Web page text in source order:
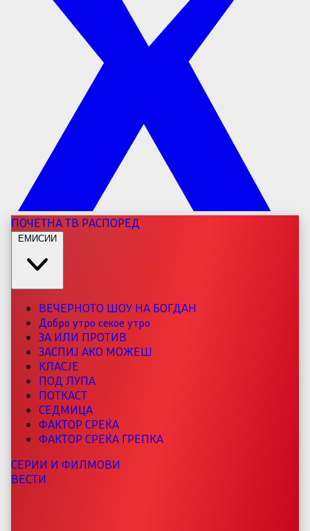
ПОЧЕТНАТВ РАСПОРЕД
ЕМИСИИ
ВЕЧЕРНОТО ШОУ НА БОГДАН
Добро утро секое утро
ЗА ИЛИ ПРОТИВ
ЗАСПИЈ АКО МОЖЕШ
КЛАСЈЕ
ПОД ЛУПА
ПОТКАСТ
СЕДМИЦА
ФАКТОР СРЕЌА
ФАКТОР СРЕЌА ГРЕПКА
СЕРИИ И ФИЛМОВИ
ВЕСТИ